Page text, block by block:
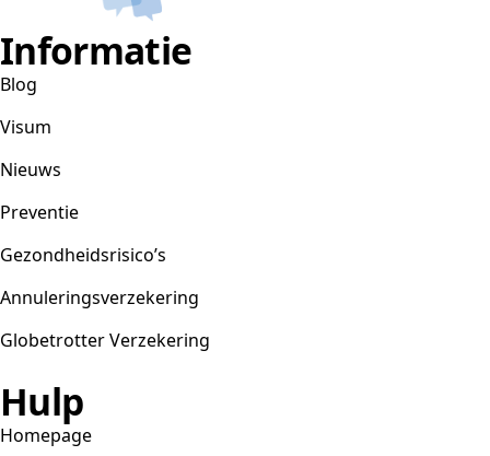
Informatie
Blog
Visum
Nieuws
Preventie
Gezondheidsrisico’s
Annuleringsverzekering
Globetrotter Verzekering
Hulp
Homepage